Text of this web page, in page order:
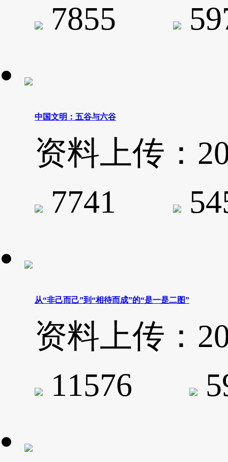
7855
中国文明：五谷与六谷
资料上传：
7741
从“非己而己”到“相待而成”的“是一是二图”
资料上传：
11576